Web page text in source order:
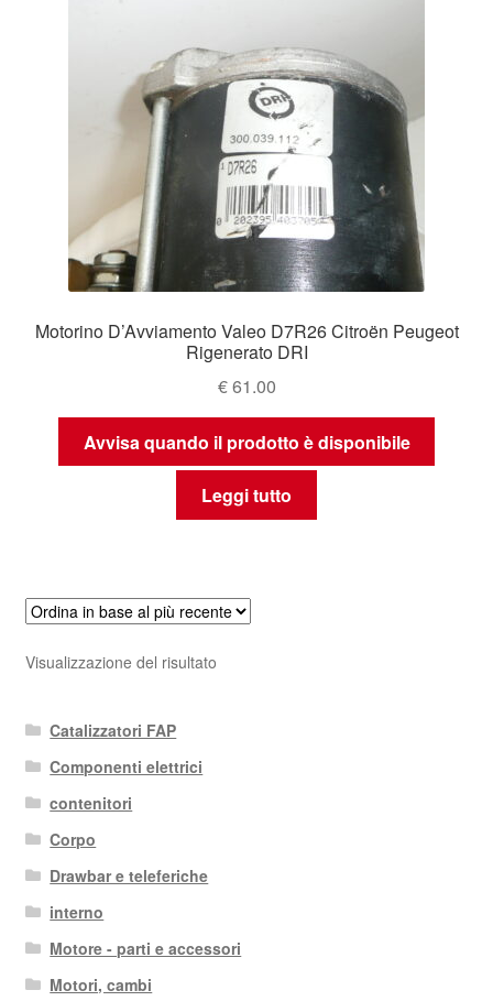
Motorino D’Avviamento Valeo D7R26 Citroën Peugeot
Rigenerato DRI
€61.00
Avvisa quando il prodotto è disponibile
Leggi tutto
Visualizzazione del risultato
Catalizzatori FAP
Componenti elettrici
contenitori
Corpo
Drawbar e teleferiche
interno
Motore - parti e accessori
Motori, cambi